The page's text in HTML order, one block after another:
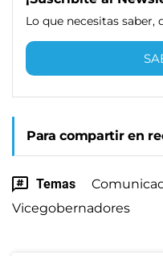
Lo que necesitas saber,
Para compartir en
Temas
Vicegobernadores